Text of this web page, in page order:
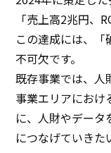
「売上高2兆円、
この達成には、
不可欠です。
既存事業では、人
事業エリアにおけ
に、人財やデー
につなげていきた